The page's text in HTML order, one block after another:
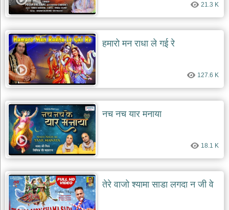
आज
भजन
bhajan
of
the
day
भजन
जोड़ें
add
bhajans
21.3 K
हमारो मन राधा ले गई रे
127.6 K
नच नच यार मनाया
18.1 K
तेरे वाजो श्यामा साडा लगदा न जी वे